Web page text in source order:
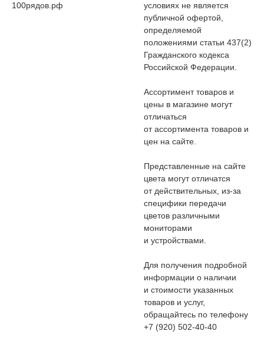
100рядов.рф
условиях не является
публичной офертой,
определяемой
положениями статьи 437(2)
Гражданского кодекса
Российской Федерации.
Ассортимент товаров и
цены в магазине могут
отличаться
от ассортимента товаров и
цен на сайте.
Представленные на сайте
цвета могут отличатся
от действительных, из-за
специфики передачи
цветов различными
мониторами
и устройствами.
Для получения подробной
информации о наличии
и стоимости указанных
товаров и услуг,
обращайтесь по телефону
+7 (920) 502-40-40